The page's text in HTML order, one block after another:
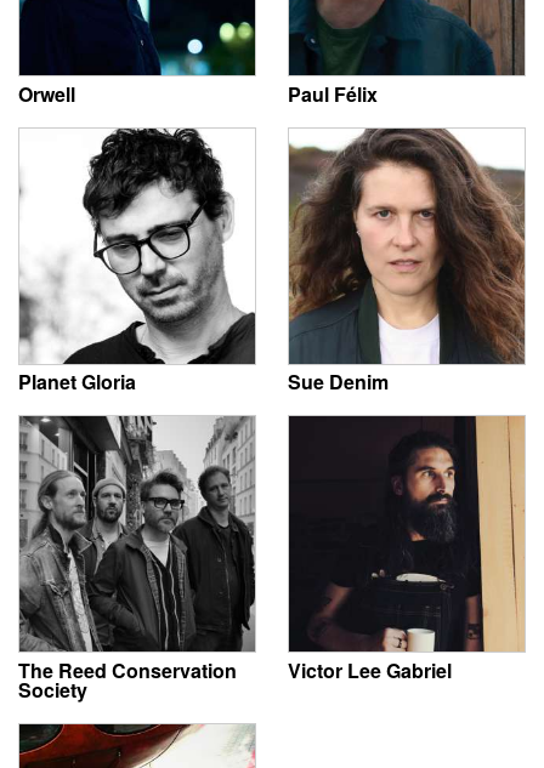
Orwell Paul Félix
Planet Gloria Sue Denim
The Reed Conservation
Society
Victor Lee Gabriel